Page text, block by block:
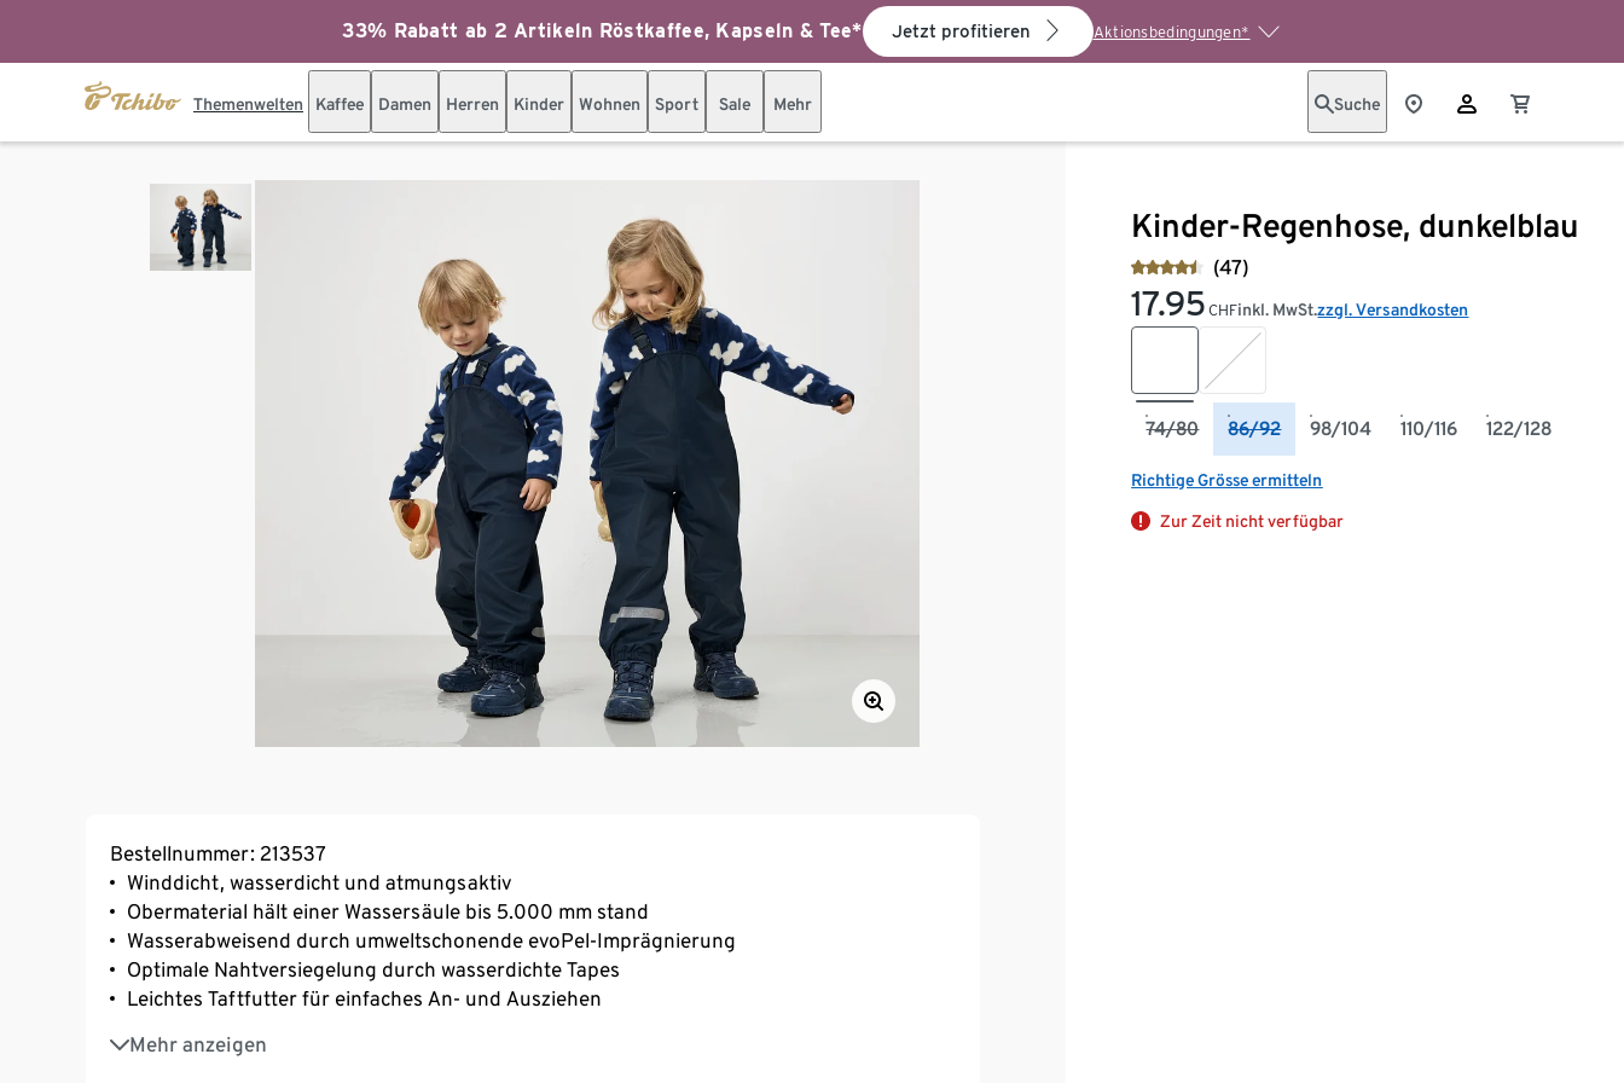
33% Rabatt ab 2 Artikeln Röstkaffee, Kapseln & Tee* Jetzt profitieren Aktionsbedingungen*
Themenwelten Kaffee Damen Herren Kinder Wohnen Sport Sale Mehr Suche
Kinder-Regenhose, dunkelblau
(47)
17.95 CHFinkl. MwSt.zzgl. Versandkosten
74/80 86/92 98/104 110/116 122/128
Richtige Grösse ermitteln
Zur Zeit nicht verfügbar
Bestellnummer: 213537
Winddicht, wasserdicht und atmungsaktiv
Obermaterial hält einer Wassersäule bis 5.000 mm stand
Wasserabweisend durch umweltschonende evoPel-Imprägnierung
Optimale Nahtversiegelung durch wasserdichte Tapes
Leichtes Taftfutter für einfaches An- und Ausziehen
Mehr anzeigen
Fussstege für perfekten Sitz
Längenverstellbare, elastische Y-Träger